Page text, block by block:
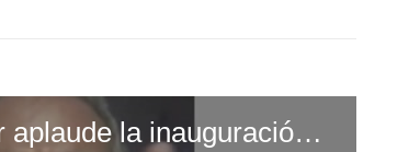
Sicarios de Pablo Escobar aplaude la inauguración del bar que lleva el nombre del capo